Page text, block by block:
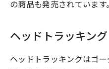
の商品も発売されています。
ヘッドトラッキング
ヘッドトラッキングはゴ